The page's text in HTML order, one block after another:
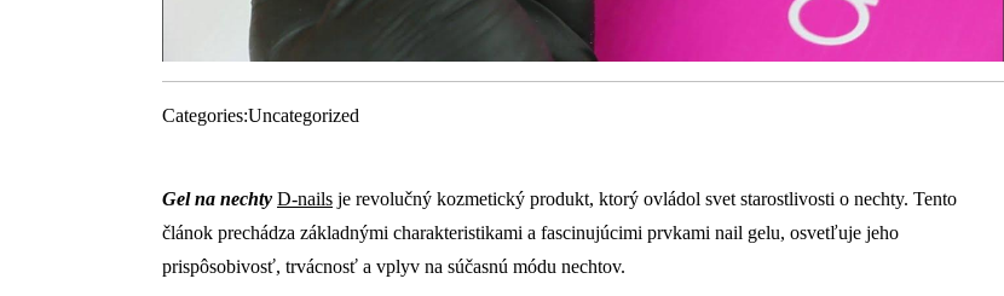
Categories:Uncategorized
Gel na nechty D-nails je revolučný kozmetický produkt, ktorý ovládol svet starostlivosti o nechty. Tento
článok prechádza základnými charakteristikami a fascinujúcimi prvkami nail gelu, osvetľuje jeho
prispôsobivosť, trvácnosť a vplyv na súčasnú módu nechtov.